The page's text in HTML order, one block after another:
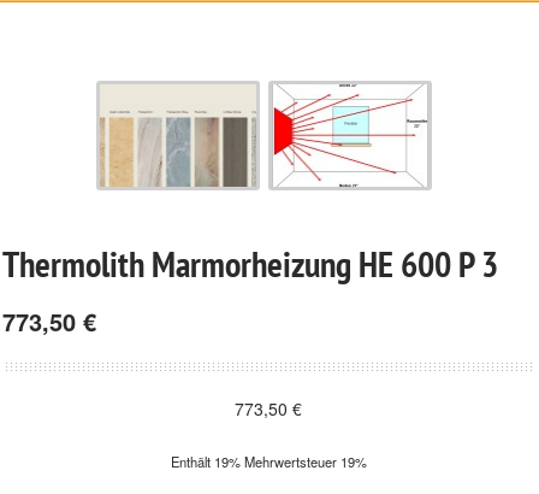
Thermolith Marmorheizung HE 600 P 3
773,50 €
773,50€
Enthält 19% Mehrwertsteuer 19%